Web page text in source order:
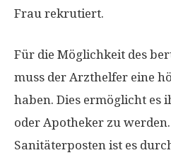
Frau rekrutiert.
Für die Möglichkeit des
muss der Arzthelfer eine
haben. Dies ermöglicht es
oder Apotheker zu
Sanitäterposten ist es